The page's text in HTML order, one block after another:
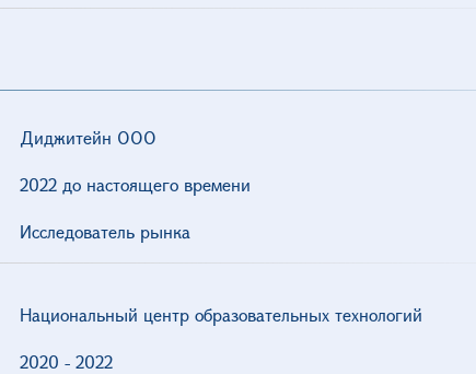
Диджитейн ООО
2022 до настоящего времени
Исследователь рынка
Национальный центр образовательных технологий
2020 - 2022